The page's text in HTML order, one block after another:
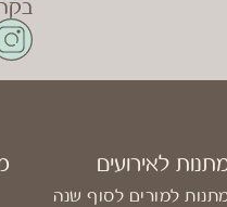
לאירועים
למורים לסוף שנה